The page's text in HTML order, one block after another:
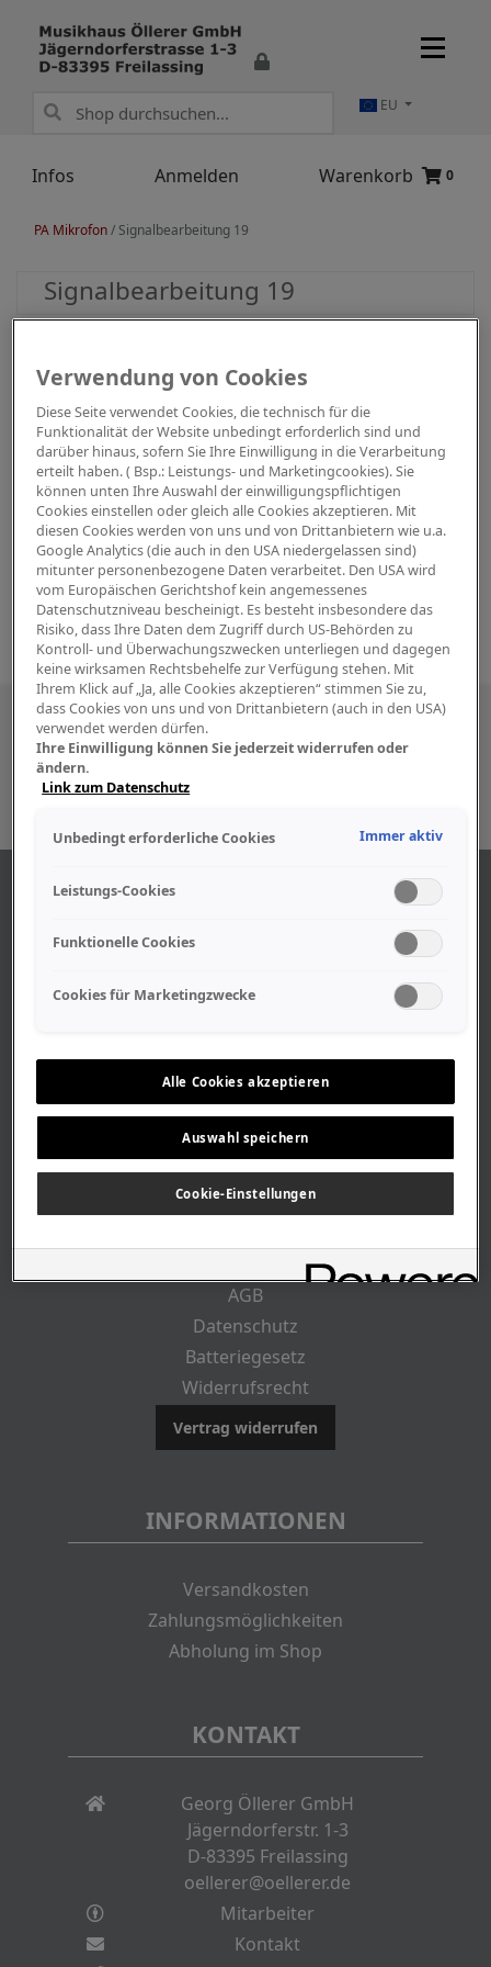
Infos Anmelden Warenkorb 0
EU
PA Mikrofon/ Signalbearbeitung 19
Signalbearbeitung 19
Besuchen Sie uns auch in den sozialen
Medien
Geschäftszeiten
Stellenangebote
Geschichte
RECHTLICHES
AGB
Datenschutz
Batteriegesetz
Widerrufsrecht
Vertrag widerrufen
INFORMATIONEN
Versandkosten
Zahlungsmöglichkeiten
Abholung im Shop
KONTAKT
Georg Öllerer GmbH
Jägerndorferstr. 1-3
D-83395 Freilassing
oellerer@oellerer.de
Mitarbeiter
Kontakt
Verwendung von Cookies
Diese Seite verwendet Cookies, die technisch für die
Funktionalität der Website unbedingt erforderlich sind und
darüber hinaus, sofern Sie Ihre Einwilligung in die Verarbeitung
erteilt haben. ( Bsp.: Leistungs- und Marketingcookies). Sie
können unten Ihre Auswahl der einwilligungspflichtigen
Cookies einstellen oder gleich alle Cookies akzeptieren. Mit
diesen Cookies werden von uns und von Drittanbietern wie u.a.
Google Analytics (die auch in den USA niedergelassen sind)
mitunter personenbezogene Daten verarbeitet. Den USA wird
vom Europäischen Gerichtshof kein angemessenes
Datenschutzniveau bescheinigt. Es besteht insbesondere das
Risiko, dass Ihre Daten dem Zugriff durch US-Behörden zu
Kontroll- und Überwachungszwecken unterliegen und dagegen
keine wirksamen Rechtsbehelfe zur Verfügung stehen. Mit
Ihrem Klick auf „Ja, alle Cookies akzeptieren“ stimmen Sie zu,
dass Cookies von uns und von Drittanbietern (auch in den USA)
verwendet werden dürfen.
Ihre Einwilligung können Sie jederzeit widerrufen oder
ändern.
Link zum Datenschutz
Unbedingt erforderliche Cookies Immer aktiv
Leistungs-Cookies
Funktionelle Cookies
Cookies für Marketingzwecke
Alle Cookies akzeptieren
Auswahl speichern
Cookie-Einstellungen